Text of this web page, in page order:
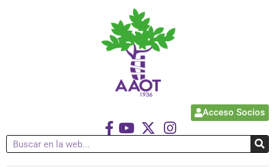
Acceso Socios